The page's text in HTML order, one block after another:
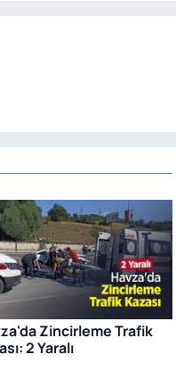
Zincirleme Trafik
2 Yaralı